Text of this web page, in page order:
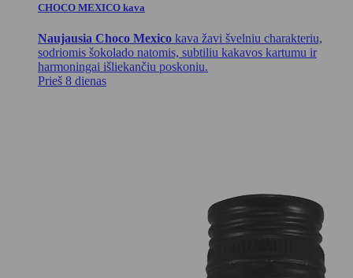
CHOCO MEXICO kava
Naujausia Choco Mexico kava žavi švelniu charakteriu,
sodriomis šokolado natomis, subtiliu kakavos kartumu ir
harmoningai išliekančiu poskoniu.
Prieš 8 dienas